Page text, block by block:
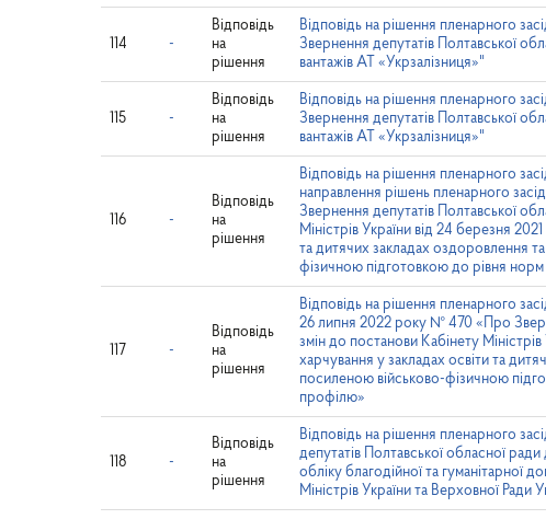
114 -
Відповідь
на
рішення
Відповідь на рішення пленарного
Звернення депутатів Полтавської
вантажів АТ «Укрзалізниця»"
115 -
Відповідь
на
рішення
Відповідь на рішення пленарного
Звернення депутатів Полтавської
вантажів АТ «Укрзалізниця»"
116 -
Відповідь
на
рішення
Відповідь на рішення пленарного
направлення рішень пленарного
Звернення депутатів Полтавської
Міністрів України від 24 березня
та дитячих закладах оздоровлення
фізичною підготовкою до рівня норм
117 -
Відповідь
на
рішення
Відповідь на рішення пленарного
26 липня 2022 року № 470 «Про
змін до постанови Кабінету
харчування у закладах освіти та
посиленою військово-фізичною
профілю»
118 -
Відповідь
на
рішення
Відповідь на рішення пленарного
депутатів Полтавської обласної
обліку благодійної та
Міністрів України та Верховної